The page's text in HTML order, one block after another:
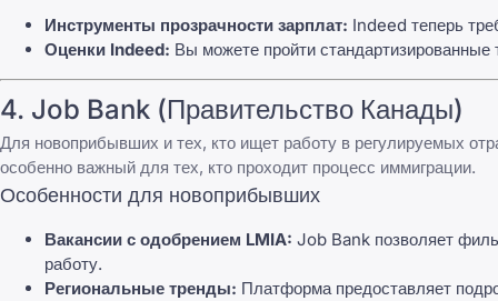
Инструменты прозрачности зарплат: Indeed теперь
Оценки Indeed: Вы можете пройти
4. Job Bank (Правительство Канады)
Для новоприбывших и тех, кто ищет работу в регулируемых
особенно важный для тех, кто проходит процесс иммиграции.
Особенности для новоприбывших
Вакансии с одобрением LMIA: Job Bank позволяет
работу.
Региональные тренды: Платформа предоставляет